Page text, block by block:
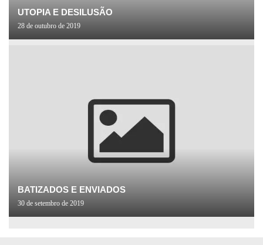
UTOPIA E DESILUSÃO
28 de outubro de 2019
BATIZADOS E ENVIADOS
30 de setembro de 2019